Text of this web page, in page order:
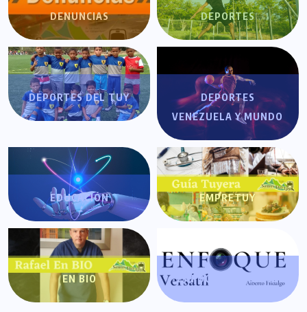
DENUNCIAS DEPORTES
DEPORTES DEL TUY
DEPORTES
VENEZUELA Y MUNDO
EDUCACIÓN EMPRETUY
EN BIO ENFOQUE VERSÁTIL